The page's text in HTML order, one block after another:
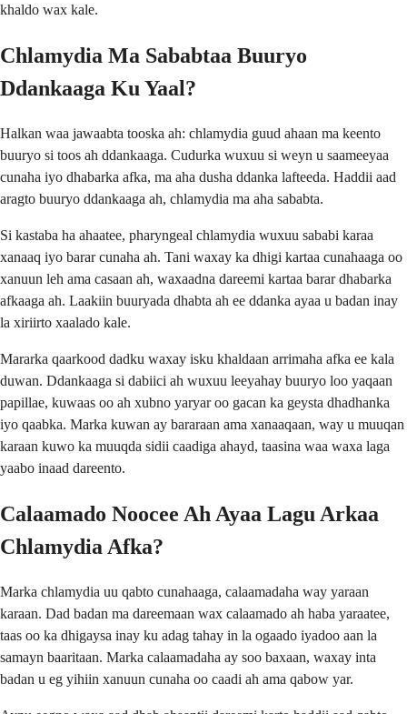
khaldo wax kale.
Chlamydia Ma Sababtaa Buuryo
Ddankaaga Ku Yaal?
Halkan waa jawaabta tooska ah: chlamydia guud ahaan ma keento
buuryo si toos ah ddankaaga. Cudurka wuxuu si weyn u saameeyaa
cunaha iyo dhabarka afka, ma aha dusha ddanka lafteeda. Haddii aad
aragto buuryo ddankaaga ah, chlamydia ma aha sababta.
Si kastaba ha ahaatee, pharyngeal chlamydia wuxuu sababi karaa
xanaaq iyo barar cunaha ah. Tani waxay ka dhigi kartaa cunahaaga oo
xanuun leh ama casaan ah, waxaadna dareemi kartaa barar dhabarka
afkaaga ah. Laakiin buuryada dhabta ah ee ddanka ayaa u badan inay
la xiriirto xaalado kale.
Mararka qaarkood dadku waxay isku khaldaan arrimaha afka ee kala
duwan. Ddankaaga si dabiici ah wuxuu leeyahay buuryo loo yaqaan
papillae, kuwaas oo ah xubno yaryar oo gacan ka geysta dhadhanka
iyo qaabka. Marka kuwan ay bararaan ama xanaaqaan, way u muuqan
karaan kuwo ka muuqda sidii caadiga ahayd, taasina waa waxa laga
yaabo inaad dareento.
Calaamado Noocee Ah Ayaa Lagu Arkaa
Chlamydia Afka?
Marka chlamydia uu qabto cunahaaga, calaamadaha way yaraan
karaan. Dad badan ma dareemaan wax calaamado ah haba yaraatee,
taas oo ka dhigaysa inay ku adag tahay in la ogaado iyadoo aan la
samayn baaritaan. Marka calaamadaha ay soo baxaan, waxay inta
badan u eg yihiin xanuun cunaha oo caadi ah ama qabow yar.